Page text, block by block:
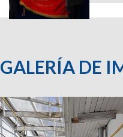
GALERÍA DE